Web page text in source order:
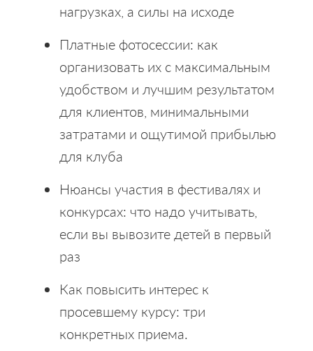
нагрузках, а силы на исходе
Платные фотосессии: как
организовать их с максимальным
удобством и лучшим результатом
для клиентов, минимальными
затратами и ощутимой прибылью
для клуба
Нюансы участия в фестивалях и
конкурсах: что надо учитывать,
если вы вывозите детей в первый
раз
Как повысить интерес к
просевшему курсу: три
конкретных приема.